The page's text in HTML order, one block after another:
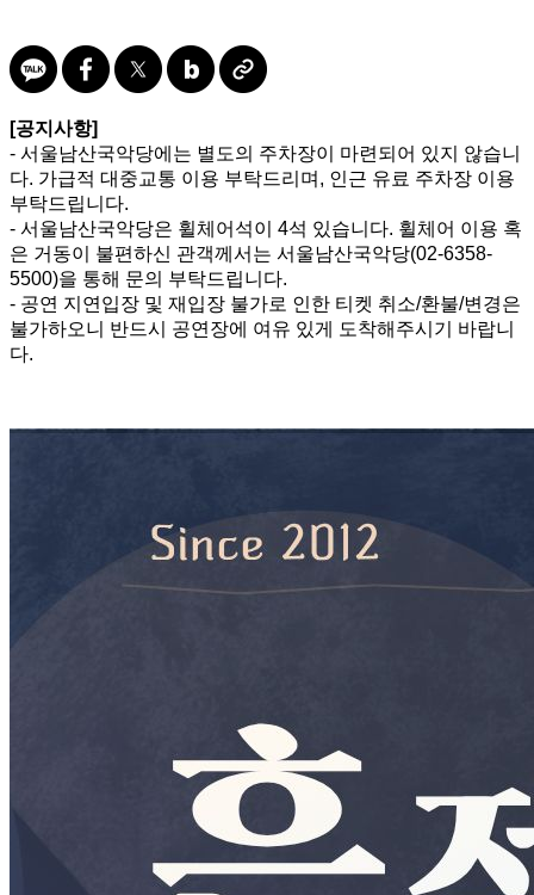
[공지사항]
- 서울남산국악당에는 별도의 주차장이 마련되어 있지 않습니
다. 가급적 대중교통 이용 부탁드리며, 인근 유료 주차장 이용
부탁드립니다.
- 서울남산국악당은 휠체어석이 4석 있습니다. 휠체어 이용 혹
은 거동이 불편하신 관객께서는 서울남산국악당(02-6358-
5500)을 통해 문의 부탁드립니다.
- 공연 지연입장 및 재입장 불가로 인한 티켓 취소/환불/변경은
불가하오니 반드시 공연장에 여유 있게 도착해주시기 바랍니
다.